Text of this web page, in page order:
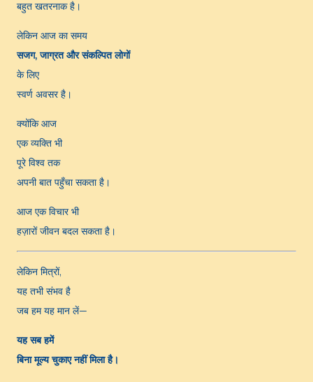
बहुत खतरनाक है।
लेकिन आज का समय
सजग, जाग्रत और संकल्पित लोगों
के लिए
स्वर्ण अवसर है।
क्योंकि आज
एक व्यक्ति भी
पूरे विश्व तक
अपनी बात पहुँचा सकता है।
आज एक विचार भी
हज़ारों जीवन बदल सकता है।
लेकिन मित्रों,
यह तभी संभव है
जब हम यह मान लें—
यह सब हमें
बिना मूल्य चुकाए नहीं मिला है।